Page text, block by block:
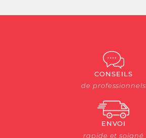
CONSEILS
de professionnels
ENVOI
rapide et soigné